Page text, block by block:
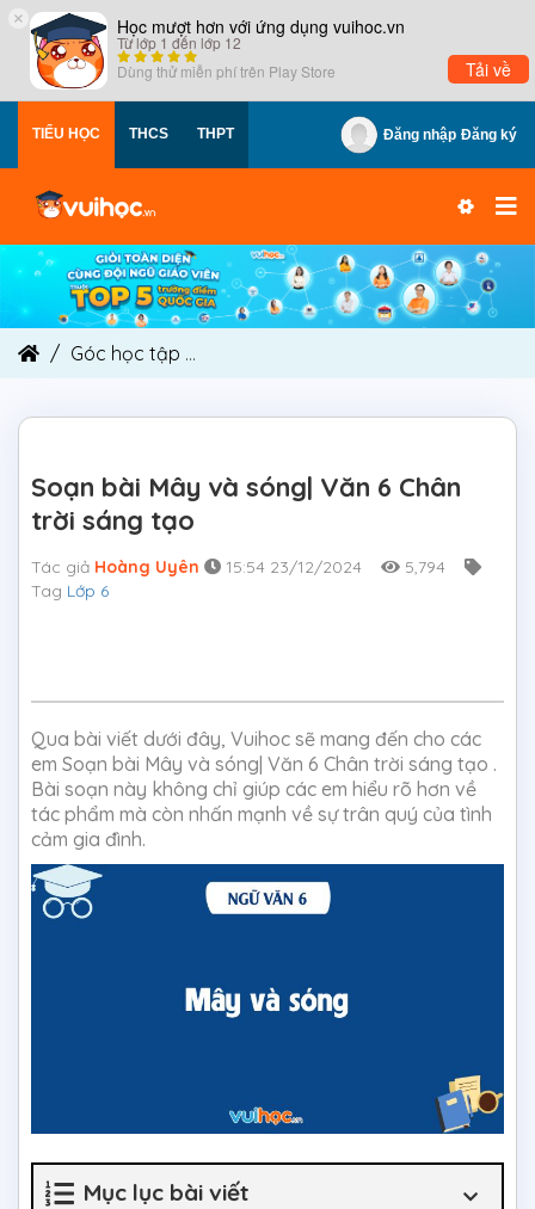
× Học mượt hơn với ứng dụng vuihoc.vn
Từ lớp 1 đến lớp 12
Dùng thử miễn phí trên Play Store Tải về
TIỂU HỌC THCS THPT Đăng nhập Đăng ký
Góc học tập
Soạn bài Mây và sóng| Văn 6 Chân
trời sáng tạo
Tác giả Hoàng Uyên 15:54 23/12/2024
5,794
Tag Lớp 6
Qua bài viết dưới đây, Vuihoc sẽ mang đến cho các
em Soạn bài Mây và sóng| Văn 6 Chân trời sáng tạo .
Bài soạn này không chỉ giúp các em hiểu rõ hơn về
tác phẩm mà còn nhấn mạnh về sự trân quý của tình
cảm gia đình.
Mục lục bài viết